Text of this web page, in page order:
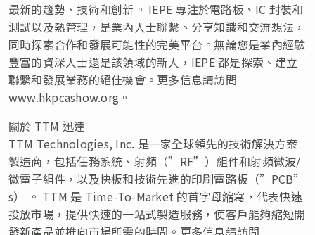
最新的趨勢、技術和創新。 IEPE 專注於電路板、IC 封裝和
測試以及熱管理，是業內人士聯繫、分享知識和交流想法，
同時探索合作和發展可能性的完美平台。無論您是業內經驗
豐富的資深人士還是該領域的新人，IEPE 都是探索、建立
聯繫和發展業務的絕佳機會。更多信息請訪問
www.hkpcashow.org。
關於 TTM 迅達
TTM Technologies, Inc. 是一家全球領先的技術解決方案
製造商，包括任務系統、射頻（”RF”）組件和射頻微波/
微電子組件，以及快板和技術先進的印刷電路板（”PCB”
s） 。 TTM 是 Time-To-Market 的首字母縮寫，代表快速
投放市場，提供快速的一站式製造服務，使客戶能夠縮短開
發新產品並推向市場所需的時間。更多信息請訪問